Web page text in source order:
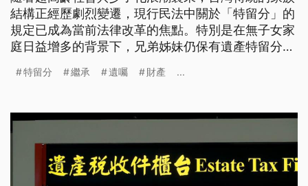
結構正經歷劇烈變遷，現行民法中關於「特留分」的
規定已成為當前法律改革的焦點。特別是在無子女家
庭日益增多的背景下，兄弟姊妹仍保有遺產特留分的
此表示，將全面檢討現行繼承制度，並預計於2026
進，更是一場關於個人財產處分自由與家族倫理觀念
尋求一個能兼顧公平正義、尊重個人意願，且符合現
代社會生活型態的新型態繼承架構，讓法律不再是冰
冷的強制，而是能溫度地回應每位被繼承人的生命價
特留分 繼承 遺囑 財產 ...